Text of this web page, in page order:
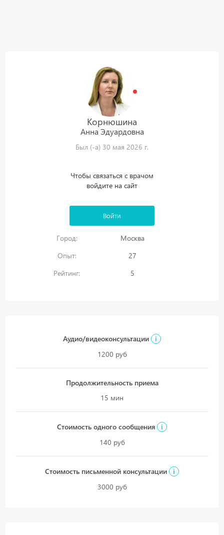
Корнюшина
Анна Эдуардовна
Был (-а) 30 мая 2026 г.
Чтобы связаться с врачом
войдите на сайт
Войти
Город:
Москва
Опыт:
27
Рейтинг:
5
Аудио/видеоконсультации
i
1200 руб
Продолжительность приема
15 мин
Стоимость одного сообщения
i
140 руб
Стоимость письменной консультации
i
3000 руб